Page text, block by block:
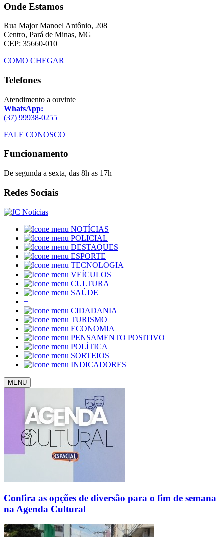
Onde Estamos
Rua Major Manoel Antônio, 208
Centro, Pará de Minas, MG
CEP: 35660-010
COMO CHEGAR
Telefones
Atendimento a ouvinte
WhatsApp:
(37) 99938-0255
FALE CONOSCO
Funcionamento
De segunda a sexta, das 8h as 17h
Redes Sociais
NOTÍCIAS
POLICIAL
DESTAQUES
ESPORTE
TECNOLOGIA
VEÍCULOS
CULTURA
SAÚDE
+
CIDADANIA
TURISMO
ECONOMIA
PENSAMENTO POSITIVO
POLÍTICA
SORTEIOS
INDICADORES
MENU
Confira as opções de diversão para o fim de semana
na Agenda Cultural